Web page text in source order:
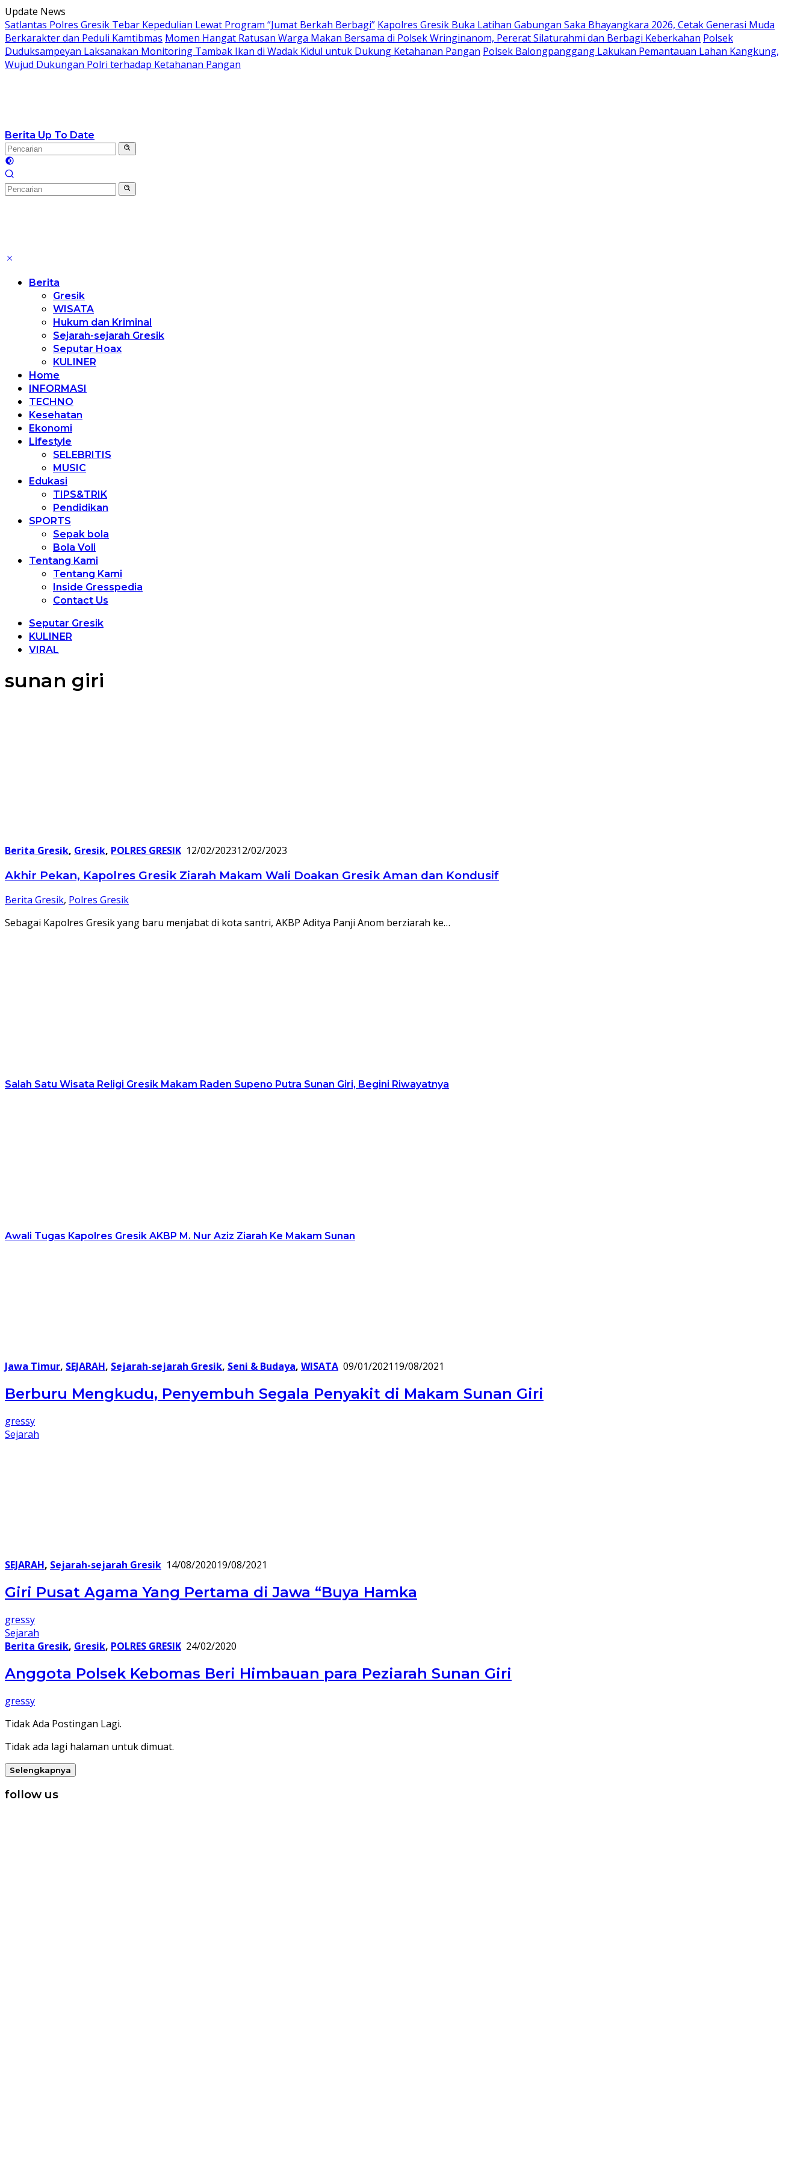
Langsung
ke
konten
Update News
Satlantas Polres Gresik Tebar Kepedulian Lewat Program “Jumat Berkah Berbagi” Kapolres Gresik Buka Latihan Gabungan Saka Bhayangkara 2026, Cetak Generasi Muda
Berkarakter dan Peduli Kamtibmas Momen Hangat Ratusan Warga Makan Bersama di Polsek Wringinanom, Pererat Silaturahmi dan Berbagi Keberkahan Polsek
Duduksampeyan Laksanakan Monitoring Tambak Ikan di Wadak Kidul untuk Dukung Ketahanan Pangan Polsek Balongpanggang Lakukan Pemantauan Lahan Kangkung,
Wujud Dukungan Polri terhadap Ketahanan Pangan
Berita Up To Date
Berita
Gresik
WISATA
Hukum dan Kriminal
Sejarah-sejarah Gresik
Seputar Hoax
KULINER
Home
INFORMASI
TECHNO
Kesehatan
Ekonomi
Lifestyle
SELEBRITIS
MUSIC
Edukasi
TIPS&TRIK
Pendidikan
SPORTS
Sepak bola
Bola Voli
Tentang Kami
Tentang Kami
Inside Gresspedia
Contact Us
Seputar Gresik
KULINER
VIRAL
sunan giri
Berita Gresik, Gresik, POLRES GRESIK 12/02/202312/02/2023
Akhir Pekan, Kapolres Gresik Ziarah Makam Wali Doakan Gresik Aman dan Kondusif
Berita Gresik, Polres Gresik
Sebagai Kapolres Gresik yang baru menjabat di kota santri, AKBP Aditya Panji Anom berziarah ke…
Salah Satu Wisata Religi Gresik Makam Raden Supeno Putra Sunan Giri, Begini Riwayatnya
Awali Tugas Kapolres Gresik AKBP M. Nur Aziz Ziarah Ke Makam Sunan
Jawa Timur, SEJARAH, Sejarah-sejarah Gresik, Seni & Budaya, WISATA 09/01/2021 19/08/2021
Berburu Mengkudu, Penyembuh Segala Penyakit di Makam Sunan Giri
gressy
Sejarah
SEJARAH, Sejarah-sejarah Gresik 14/08/202019/08/2021
Giri Pusat Agama Yang Pertama di Jawa “Buya Hamka
gressy
Sejarah
Berita Gresik, Gresik, POLRES GRESIK 24/02/2020
Anggota Polsek Kebomas Beri Himbauan para Peziarah Sunan Giri
gressy
Tidak Ada Postingan Lagi.
Tidak ada lagi halaman untuk dimuat.
Selengkapnya
follow us